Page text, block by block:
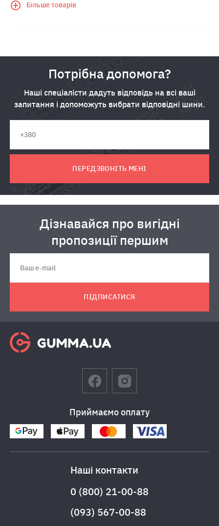
Більше товарів
Потрібна допомога?
Наші спеціалісти дадуть відповідь на всі ваші
запитання і допоможуть вибрати відповідні шини.
ПЕРЕДЗВОНІТЬ МЕНІ
Дізнавайся про вигідні
пропозиції першим
ПІДПИСАТИСЯ
Приймаємо оплату
Наші контакти
0 (800) 21-00-88
(093) 567-00-88